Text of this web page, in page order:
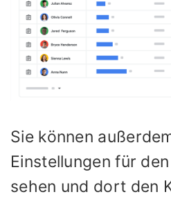
Sie können
Einstellungen für
sehen und dort den